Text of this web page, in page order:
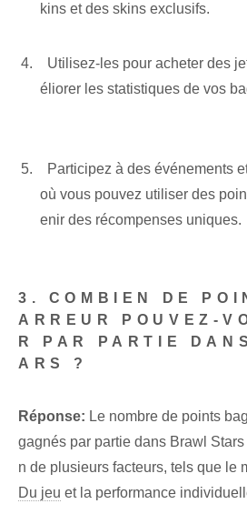
kins et des skins exclusifs.
Utilisez-les⁤ pour⁢ acheter des
éliorer les statistiques de vos
Participez à des événements
où vous pouvez utiliser des
enir des récompenses uniques.
3. COMBIEN DE
ARREUR POUVEZ-
R PAR PARTIE
ARS ?
Réponse: Le nombre de points
gagnés par partie dans Brawl
n de plusieurs facteurs, tels que le
Du jeu et la performance